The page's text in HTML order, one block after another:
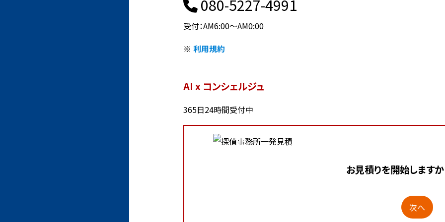
080-5227-4991
受付：AM6:00～AM0:00
※利用規約
AI x コンシェルジュ
365日24時間受付中
お見積りを開始しますか
次へ